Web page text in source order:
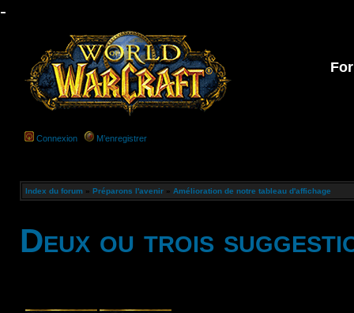
-
Connexion M’enregistrer
Index du forum » Préparons l'avenir » Amélioration de notre tableau d'affichage
Deux ou trois